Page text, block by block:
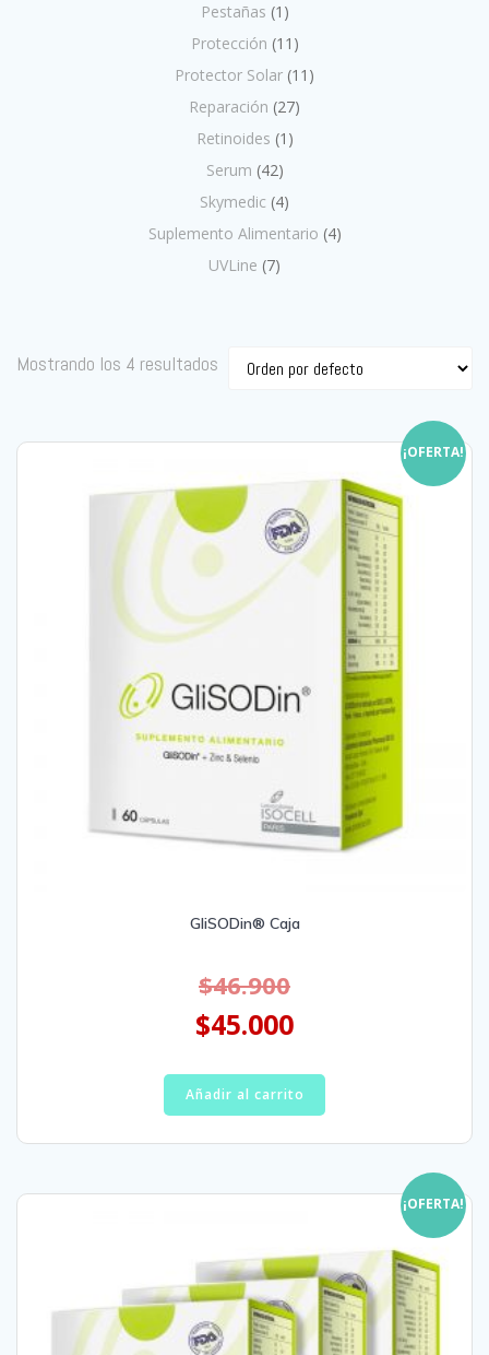
Pestañas (1)
Protección (11)
Protector Solar (11)
Reparación (27)
Retinoides (1)
Serum (42)
Skymedic (4)
Suplemento Alimentario (4)
UVLine (7)
Mostrando los 4 resultados
¡OFERTA!
GliSODin® Caja
$46.900
$45.000
Añadir al carrito
¡OFERTA!